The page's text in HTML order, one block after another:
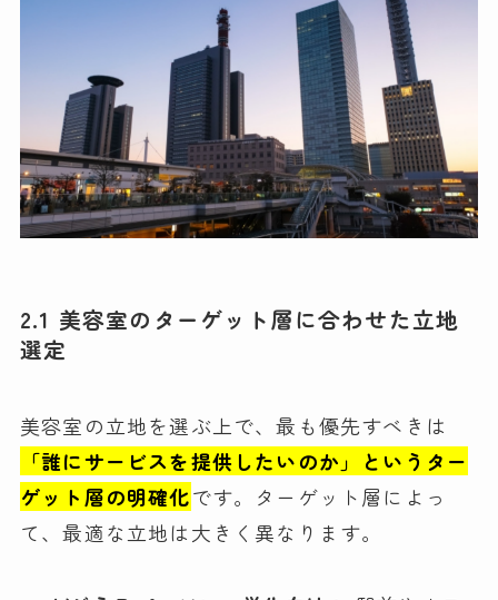
2.1 美容室のターゲット層に合わせた立地
選定
美容室の立地を選ぶ上で、最も優先すべきは
「誰にサービスを提供したいのか」というター
ゲット層の明確化です。ターゲット層によっ
て、最適な立地は大きく異なります。